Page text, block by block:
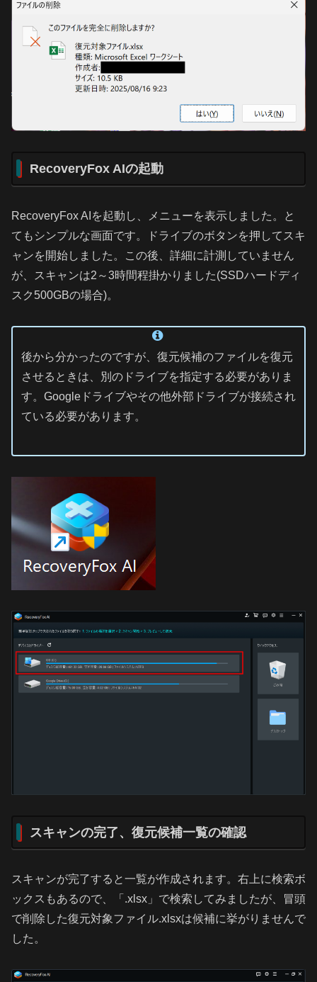
RecoveryFox AIの起動
RecoveryFox AIを起動し、メニューを表示しました。と
てもシンプルな画面です。ドライブのボタンを押してスキ
ャンを開始しました。この後、詳細に計測していません
が、スキャンは2～3時間程掛かりました(SSDハードディ
スク500GBの場合)。
後から分かったのですが、復元候補のファイルを復元
させるときは、別のドライブを指定する必要がありま
す。Googleドライブやその他外部ドライブが接続され
ている必要があります。
スキャンの完了、復元候補一覧の確認
スキャンが完了すると一覧が作成されます。右上に検索ボ
ックスもあるので、「.xlsx」で検索してみましたが、冒頭
で削除した復元対象ファイル.xlsxは候補に挙がりませんで
した。